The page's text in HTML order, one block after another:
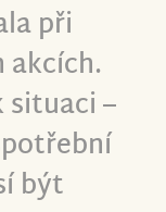
při
akcích.
situaci –
být